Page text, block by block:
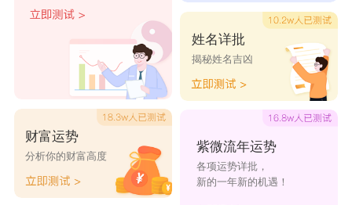
星座乐原创文章，转载需注明出处
财富运势
分析你的财富高度
姓名详批
揭秘姓名吉凶
紫微流年运势
各项运势详批，
新的一年新的机遇！